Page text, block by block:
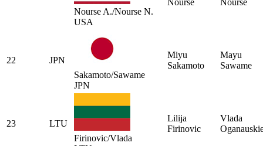
Nourse A./Nourse N.
USA
22
JPN
Sakamoto/Sawame
JPN
Miyu
Sakamoto
Mayu
Sawame
23
LTU
Firinovic/Vlada
Lilija
Firinovic
Vlada